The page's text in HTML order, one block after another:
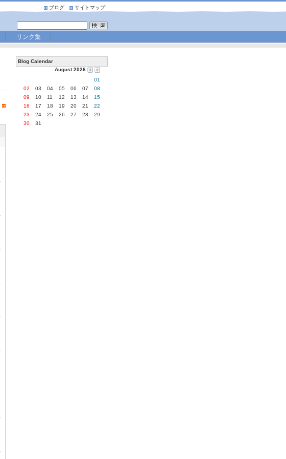
リンク集
ブログ サイトマップ
Blog Calendar
August 2026
01
02
03 04 05 06 07
08
09
10 11 12 13 14
15
16
17 18 19 20 21
22
23
24 25 26 27 28
29
30
31